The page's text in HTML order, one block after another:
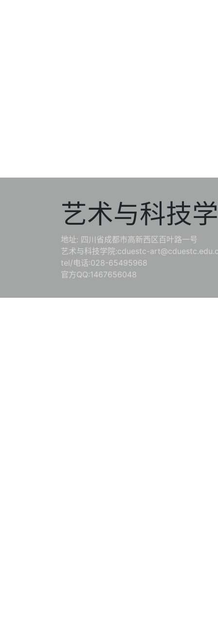
艺术与科技
地址: 四川省成都市高新西区百叶路一号
艺术与科技学院:cduestc-
tel/电话:028-65495968
官方QQ:1467656048